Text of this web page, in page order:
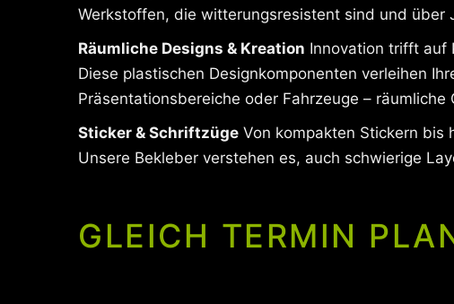
Werkstoffen, die witterungsresistent sind und über
Räumliche Designs & Kreation Innovation trifft auf
Diese plastischen Designkomponenten verleihen
Präsentationsbereiche oder Fahrzeuge –
Sticker & Schriftzüge Von kompakten Stickern bis
Unsere Bekleber verstehen es, auch schwierige
GLEICH TERMIN